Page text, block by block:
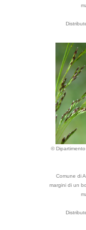
©
Comune di
margini di un